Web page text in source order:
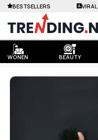
WONEN BEAUTY
BESTSELLERS VIRAL